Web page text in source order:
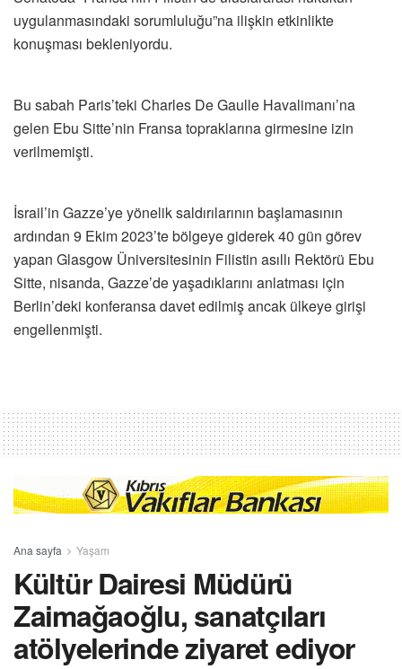
uygulanmasındaki sorumluluğu”na ilişkin etkinlikte
konuşması bekleniyordu.
Bu sabah Paris’teki Charles De Gaulle Havalimanı’na
gelen Ebu Sitte’nin Fransa topraklarına girmesine izin
verilmemişti.
İsrail’in Gazze’ye yönelik saldırılarının başlamasının
ardından 9 Ekim 2023’te bölgeye giderek 40 gün görev
yapan Glasgow Üniversitesinin Filistin asıllı Rektörü Ebu
Sitte, nisanda, Gazze’de yaşadıklarını anlatması için
Berlin’deki konferansa davet edilmiş ancak ülkeye girişi
engellenmişti.
Ana sayfa Yaşam
Kültür Dairesi Müdürü
Zaimağaoğlu, sanatçıları
atölyelerinde ziyaret ediyor